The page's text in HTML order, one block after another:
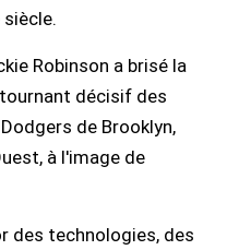
Robinson a brisé la
décisif des
de Brooklyn,
à l'image de
des technologies, des